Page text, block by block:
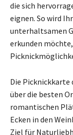
die sich
eignen. So wird
unterhaltsamen
erkunden
Die Picknickkarte
über die besten
romantischen
Ecken in den
Ziel für